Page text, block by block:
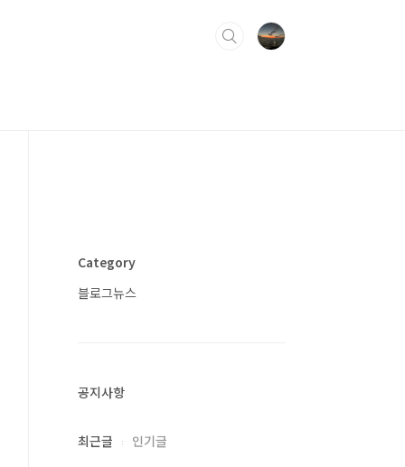
Category
블로그뉴스
공지사항
최근글 인기글